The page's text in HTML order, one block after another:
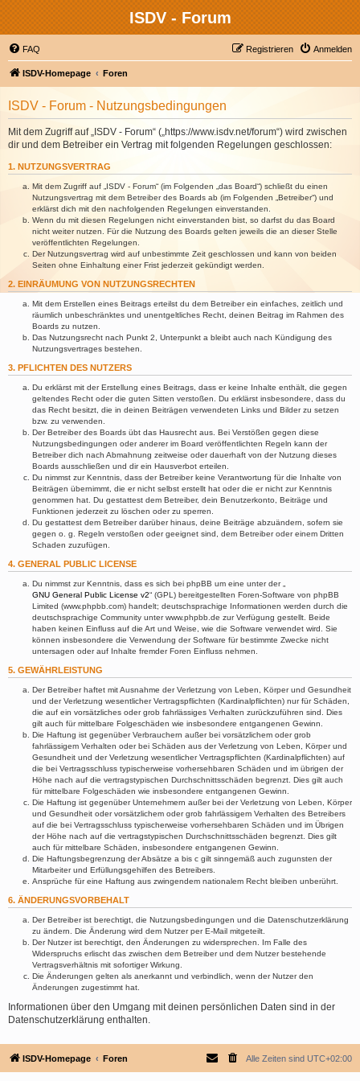
ISDV - Forum
FAQ Anmelden
Registrieren
ISDV-Homepage Foren
ISDV - Forum - Nutzungsbedingungen
Mit dem Zugriff auf „ISDV - Forum“ („https://www.isdv.net/forum“) wird zwischen
dir und dem Betreiber ein Vertrag mit folgenden Regelungen geschlossen:
1. NUTZUNGSVERTRAG
Mit dem Zugriff auf „ISDV - Forum“ (im Folgenden „das Board“) schließt du einen
Nutzungsvertrag mit dem Betreiber des Boards ab (im Folgenden „Betreiber“) und
erklärst dich mit den nachfolgenden Regelungen einverstanden.
Wenn du mit diesen Regelungen nicht einverstanden bist, so darfst du das Board
nicht weiter nutzen. Für die Nutzung des Boards gelten jeweils die an dieser Stelle
veröffentlichten Regelungen.
Der Nutzungsvertrag wird auf unbestimmte Zeit geschlossen und kann von beiden
Seiten ohne Einhaltung einer Frist jederzeit gekündigt werden.
2. EINRÄUMUNG VON NUTZUNGSRECHTEN
Mit dem Erstellen eines Beitrags erteilst du dem Betreiber ein einfaches, zeitlich und
räumlich unbeschränktes und unentgeltliches Recht, deinen Beitrag im Rahmen des
Boards zu nutzen.
Das Nutzungsrecht nach Punkt 2, Unterpunkt a bleibt auch nach Kündigung des
Nutzungsvertrages bestehen.
3. PFLICHTEN DES NUTZERS
Du erklärst mit der Erstellung eines Beitrags, dass er keine Inhalte enthält, die gegen
geltendes Recht oder die guten Sitten verstoßen. Du erklärst insbesondere, dass du
das Recht besitzt, die in deinen Beiträgen verwendeten Links und Bilder zu setzen
bzw. zu verwenden.
Der Betreiber des Boards übt das Hausrecht aus. Bei Verstößen gegen diese
Nutzungsbedingungen oder anderer im Board veröffentlichten Regeln kann der
Betreiber dich nach Abmahnung zeitweise oder dauerhaft von der Nutzung dieses
Boards ausschließen und dir ein Hausverbot erteilen.
Du nimmst zur Kenntnis, dass der Betreiber keine Verantwortung für die Inhalte von
Beiträgen übernimmt, die er nicht selbst erstellt hat oder die er nicht zur Kenntnis
genommen hat. Du gestattest dem Betreiber, dein Benutzerkonto, Beiträge und
Funktionen jederzeit zu löschen oder zu sperren.
Du gestattest dem Betreiber darüber hinaus, deine Beiträge abzuändern, sofern sie
gegen o. g. Regeln verstoßen oder geeignet sind, dem Betreiber oder einem Dritten
Schaden zuzufügen.
4. GENERAL PUBLIC LICENSE
Du nimmst zur Kenntnis, dass es sich bei phpBB um eine unter der „
GNU General Public License v2“ (GPL) bereitgestellten Foren-Software von phpBB
Limited (www.phpbb.com) handelt; deutschsprachige Informationen werden durch die
deutschsprachige Community unter www.phpbb.de zur Verfügung gestellt. Beide
haben keinen Einfluss auf die Art und Weise, wie die Software verwendet wird. Sie
können insbesondere die Verwendung der Software für bestimmte Zwecke nicht
untersagen oder auf Inhalte fremder Foren Einfluss nehmen.
5. GEWÄHRLEISTUNG
Der Betreiber haftet mit Ausnahme der Verletzung von Leben, Körper und Gesundheit
und der Verletzung wesentlicher Vertragspflichten (Kardinalpflichten) nur für Schäden,
die auf ein vorsätzliches oder grob fahrlässiges Verhalten zurückzuführen sind. Dies
gilt auch für mittelbare Folgeschäden wie insbesondere entgangenen Gewinn.
Die Haftung ist gegenüber Verbrauchern außer bei vorsätzlichem oder grob
fahrlässigem Verhalten oder bei Schäden aus der Verletzung von Leben, Körper und
Gesundheit und der Verletzung wesentlicher Vertragspflichten (Kardinalpflichten) auf
die bei Vertragsschluss typischerweise vorhersehbaren Schäden und im übrigen der
Höhe nach auf die vertragstypischen Durchschnittsschäden begrenzt. Dies gilt auch
für mittelbare Folgeschäden wie insbesondere entgangenen Gewinn.
Die Haftung ist gegenüber Unternehmern außer bei der Verletzung von Leben, Körper
und Gesundheit oder vorsätzlichem oder grob fahrlässigem Verhalten des Betreibers
auf die bei Vertragsschluss typischerweise vorhersehbaren Schäden und im Übrigen
der Höhe nach auf die vertragstypischen Durchschnittsschäden begrenzt. Dies gilt
auch für mittelbare Schäden, insbesondere entgangenen Gewinn.
Die Haftungsbegrenzung der Absätze a bis c gilt sinngemäß auch zugunsten der
Mitarbeiter und Erfüllungsgehilfen des Betreibers.
Ansprüche für eine Haftung aus zwingendem nationalem Recht bleiben unberührt.
6. ÄNDERUNGSVORBEHALT
Der Betreiber ist berechtigt, die Nutzungsbedingungen und die Datenschutzerklärung
zu ändern. Die Änderung wird dem Nutzer per E-Mail mitgeteilt.
Der Nutzer ist berechtigt, den Änderungen zu widersprechen. Im Falle des
Widerspruchs erlischt das zwischen dem Betreiber und dem Nutzer bestehende
Vertragsverhältnis mit sofortiger Wirkung.
Die Änderungen gelten als anerkannt und verbindlich, wenn der Nutzer den
Änderungen zugestimmt hat.
Informationen über den Umgang mit deinen persönlichen Daten sind in der
Datenschutzerklärung enthalten.
ISDV-Homepage Foren Alle Zeiten sind UTC+02:00